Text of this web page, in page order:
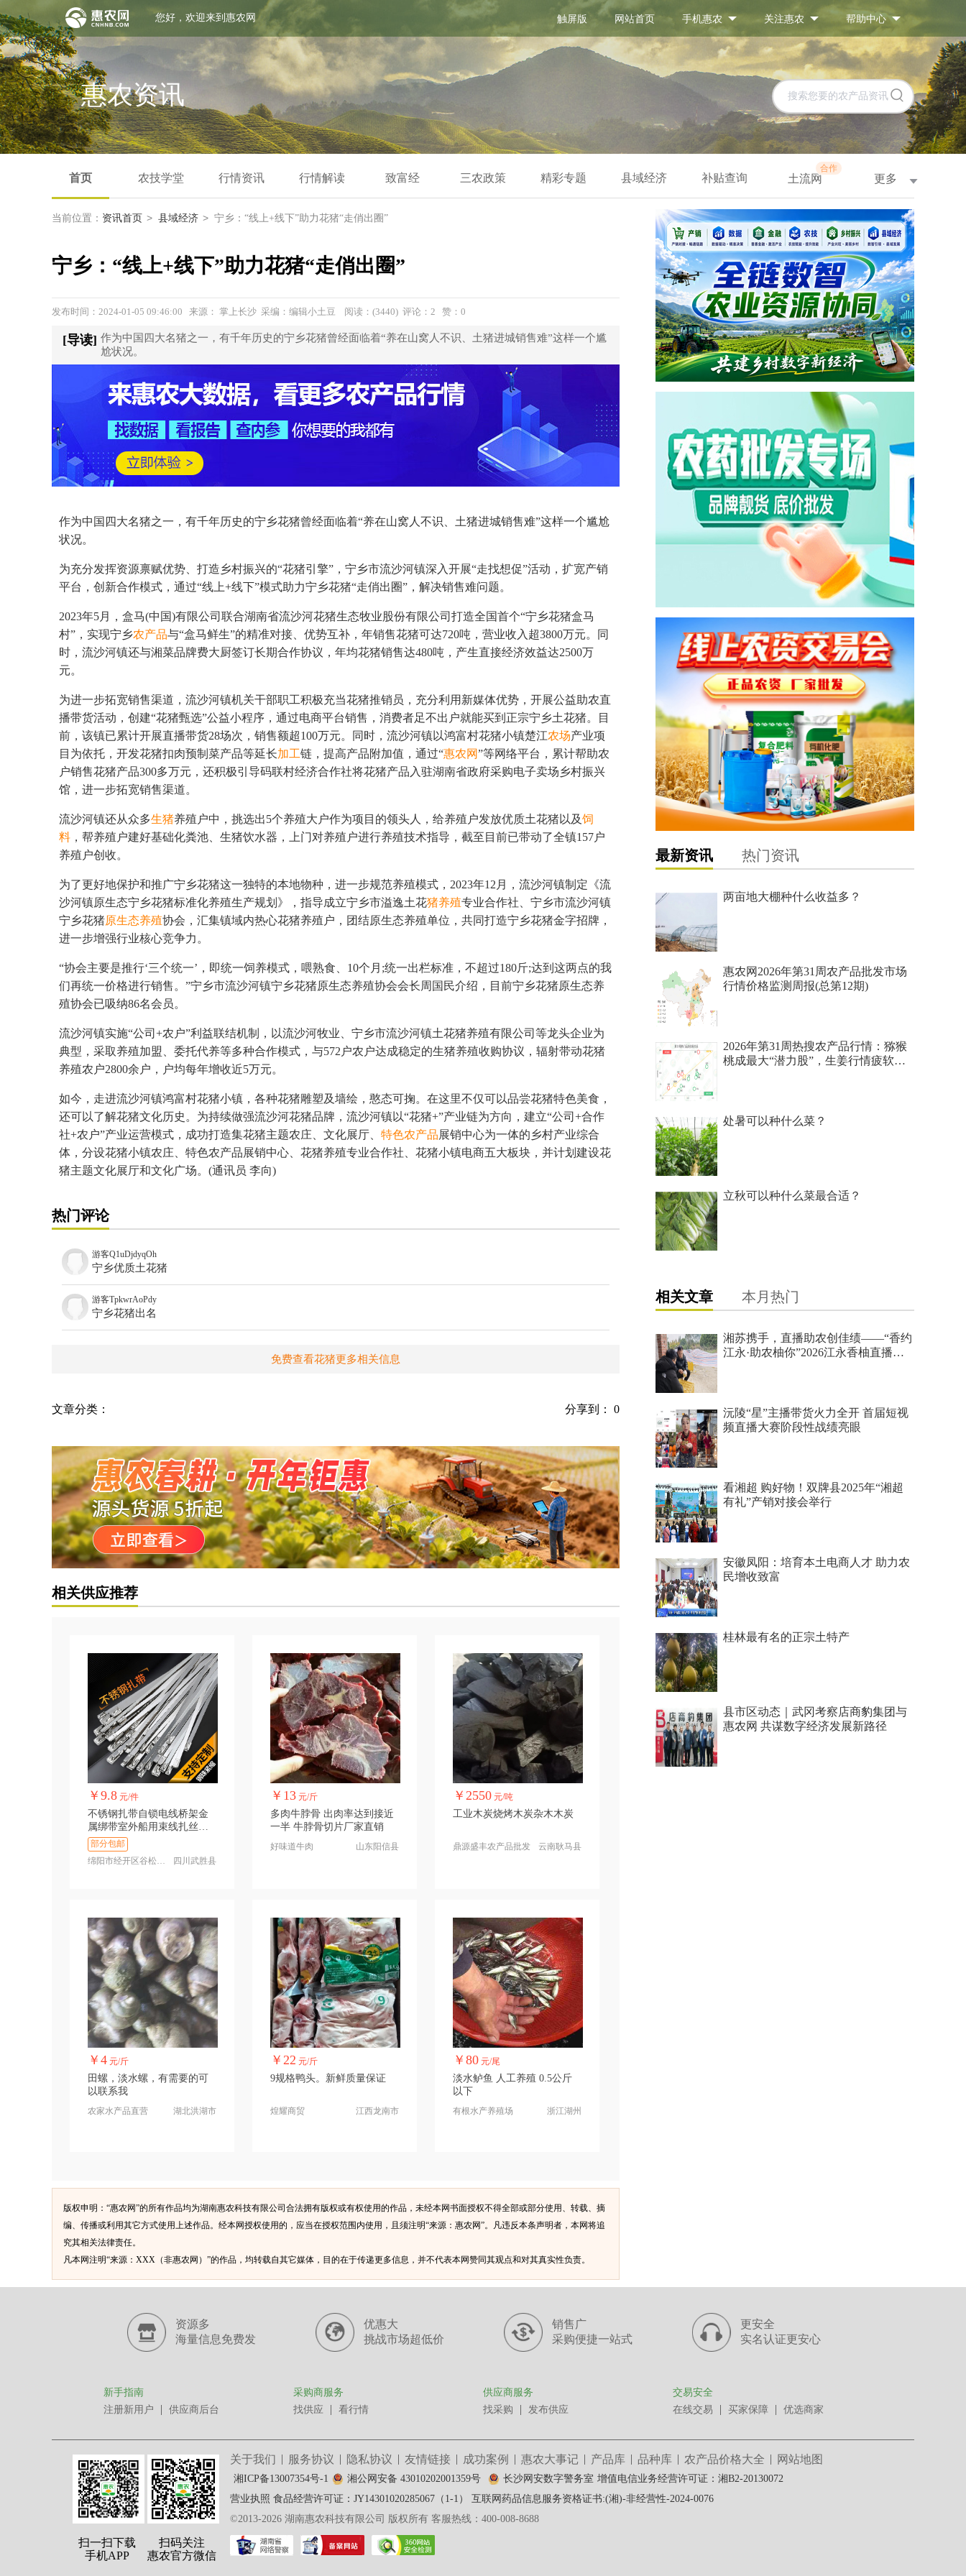
您好，欢迎来到惠农网 触屏版 网站首页 手机惠农 关注惠农 帮助中心
惠农资讯
首页 农技学堂 行情资讯 行情解读 致富经 三农政策 精彩专题 县域经济 补贴查询 土流网
合作
更多
当前位置： 资讯首页 > 县域经济 > 宁乡：“线上+线下”助力花猪“走俏出圈”
宁乡：“线上+线下”助力花猪“走俏出圈”
发布时间：2024-01-05 09:46:00 来源： 掌上长沙 采编：编辑小土豆 阅读：(3440) 评论：2 赞： 0
[导读] 作为中国四大名猪之一，有千年历史的宁乡花猪曾经面临着“养在山窝人不识、土猪进城销售难”这样一个尴
尬状况。
作为中国四大名猪之一，有千年历史的宁乡花猪曾经面临着“养在山窝人不识、土猪进城销售难”这样一个尴尬
状况。
为充分发挥资源禀赋优势、打造乡村振兴的“花猪引擎”，宁乡市流沙河镇深入开展“走找想促”活动，扩宽产销
平台，创新合作模式，通过“线上+线下”模式助力宁乡花猪“走俏出圈”，解决销售难问题。
2023年5月，盒马(中国)有限公司联合湖南省流沙河花猪生态牧业股份有限公司打造全国首个“宁乡花猪盒马
村”，实现宁乡农产品与“盒马鲜生”的精准对接、优势互补，年销售花猪可达720吨，营业收入超3800万元。同
时，流沙河镇还与湘菜品牌费大厨签订长期合作协议，年均花猪销售达480吨，产生直接经济效益达2500万
元。
为进一步拓宽销售渠道，流沙河镇机关干部职工积极充当花猪推销员，充分利用新媒体优势，开展公益助农直
播带货活动，创建“花猪甄选”公益小程序，通过电商平台销售，消费者足不出户就能买到正宗宁乡土花猪。目
前，该镇已累计开展直播带货28场次，销售额超100万元。同时，流沙河镇以鸿富村花猪小镇楚江农场产业项
目为依托，开发花猪扣肉预制菜产品等延长加工链，提高产品附加值，通过“惠农网”等网络平台，累计帮助农
户销售花猪产品300多万元，还积极引导码联村经济合作社将花猪产品入驻湖南省政府采购电子卖场乡村振兴
馆，进一步拓宽销售渠道。
流沙河镇还从众多生猪养殖户中，挑选出5个养殖大户作为项目的领头人，给养殖户发放优质土花猪以及饲
料 ，帮养殖户建好基础化粪池、生猪饮水器，上门对养殖户进行养殖技术指导，截至目前已带动了全镇157户
养殖户创收。
为了更好地保护和推广宁乡花猪这一独特的本地物种，进一步规范养殖模式，2023年12月，流沙河镇制定《流
沙河镇原生态宁乡花猪标准化养殖生产规划》，指导成立宁乡市溢逸土花猪养殖专业合作社、宁乡市流沙河镇
宁乡花猪原生态养殖协会，汇集镇域内热心花猪养殖户，团结原生态养殖单位，共同打造宁乡花猪金字招牌，
进一步增强行业核心竞争力。
“协会主要是推行‘三个统一’，即统一饲养模式，喂熟食、10个月;统一出栏标准，不超过180斤;达到这两点的我
们再统一价格进行销售。”宁乡市流沙河镇宁乡花猪原生态养殖协会会长周国民介绍，目前宁乡花猪原生态养
殖协会已吸纳86名会员。
流沙河镇实施“公司+农户”利益联结机制，以流沙河牧业、宁乡市流沙河镇土花猪养殖有限公司等龙头企业为
典型，采取养殖加盟、委托代养等多种合作模式，与572户农户达成稳定的生猪养殖收购协议，辐射带动花猪
养殖农户2800余户，户均每年增收近5万元。
如今，走进流沙河镇鸿富村花猪小镇，各种花猪雕塑及墙绘，憨态可掬。在这里不仅可以品尝花猪特色美食，
还可以了解花猪文化历史。为持续做强流沙河花猪品牌，流沙河镇以“花猪+”产业链为方向，建立“公司+合作
社+农户”产业运营模式，成功打造集花猪主题农庄、文化展厅、 特色农产品展销中心为一体的乡村产业综合
体，分设花猪小镇农庄、特色农产品展销中心、花猪养殖专业合作社、花猪小镇电商五大板块，并计划建设花
猪主题文化展厅和文化广场。(通讯员 李向)
热门评论
游客Q1uDjdyqOh
宁乡优质土花猪
游客TpkwrAoPdy
宁乡花猪出名
免费查看花猪更多相关信息
文章分类： 分享到： 0
相关供应推荐
￥9.8 元/件
不锈钢扎带自锁电线桥架金
属绑带室外船用束线扎丝高
温扎
部分包邮
四川武胜县
￥13 元/斤
多肉牛脖骨 出肉率达到接近
一半 牛脖骨切片厂家直销
好味道牛肉 山东阳信县
￥2550 元/吨
工业木炭烧烤木炭杂木木炭
鼎源盛丰农产品批发 云南耿马县
￥4 元/斤
田螺，淡水螺，有需要的可
以联系我
农家水产品直营 湖北洪湖市
￥22 元/斤
9规格鸭头。新鲜质量保证
煌耀商贸 江西龙南市
￥80 元/尾
淡水鲈鱼 人工养殖 0.5公斤
以下
有根水产养殖场 浙江湖州
版权申明：“惠农网”的所有作品均为湖南惠农科技有限公司合法拥有版权或有权使用的作品，未经本网书面授权不得全部或部分使用、转载、摘
编、传播或利用其它方式使用上述作品。经本网授权使用的，应当在授权范围内使用，且须注明“来源：惠农网”。凡违反本条声明者，本网将追
究其相关法律责任。
凡本网注明“来源：XXX（非惠农网）”的作品，均转载自其它媒体，目的在于传递更多信息，并不代表本网赞同其观点和对其真实性负责。
最新资讯 热门资讯
两亩地大棚种什么收益多？
惠农网2026年第31周农产品批发市场
行情价格监测周报(总第12期)
2026年第31周热搜农产品行情：猕猴
桃成最大“潜力股”，生姜行情疲软，
处暑可以种什么菜？
立秋可以种什么菜最合适？
相关文章 本月热门
湘苏携手，直播助农创佳绩——“香约
江永·助农柚你”2026江永香柚直播助
沅陵“星”主播带货火力全开 首届短视
频直播大赛阶段性战绩亮眼
看湘超 购好物！双牌县2025年“湘超
有礼”产销对接会举行
安徽凤阳：培育本土电商人才 助力农
民增收致富
桂林最有名的正宗土特产
县市区动态｜武冈考察店商豹集团与
惠农网 共谋数字经济发展新路径
资源多
海量信息免费发
优惠大
挑战市场超低价
销售广
采购便捷一站式
更安全
实名认证更安心
新手指南
注册新用户
供应商后台
采购商服务
找供应
看行情
供应商服务
找采购
发布供应
交易安全
在线交易
买家保障 优选商家
扫一扫下载
手机APP
扫码关注
惠农官方微信
关于我们 服务协议 隐私协议 友情链接 成功案例 惠农大事记 产品库 品种库 农产品价格大全 网站地图
湘ICP备13007354号-1 湘公网安备 43010202001359号 长沙网安数字警务室 增值电信业务经营许可证：湘B2-20130072
营业执照 食品经营许可证：JY14301020285067（1-1）
互联网药品信息服务资格证书:(湘)-非经营性-2024-0076
©2013-2026 湖南惠农科技有限公司 版权所有 客服热线：400-008-8688